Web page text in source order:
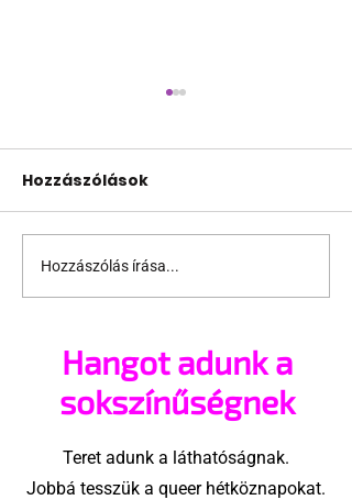
Szeretnéd, ha
megvizsgálna a
Hozzászólások
Hozzászólás írása...
Hangot adunk a
sokszínűségnek
Teret adunk a láthatóságnak.
Jobbá tesszük a queer hétköznapokat.